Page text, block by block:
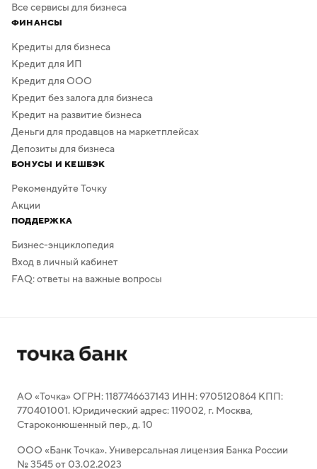
Все сервисы для бизнеса
ФИНАНСЫ
Кредиты для бизнеса
Кредит для ИП
Кредит для ООО
Кредит без залога для бизнеса
Кредит на развитие бизнеса
Деньги для продавцов на маркетплейсах
Депозиты для бизнеса
БОНУСЫ И КЕШБЭК
Рекомендуйте Точку
Акции
ПОДДЕРЖКА
Бизнес-энциклопедия
Вход в личный кабинет
FAQ: ответы на важные вопросы
АО «Точка» ОГРН: 1187746637143 ИНН: 9705120864 КПП:
770401001. Юридический адрес: 119002, г. Москва,
Староконюшенный пер., д. 10
ООО «Банк Точка». Универсальная лицензия Банка России
№ 3545 от 03.02.2023